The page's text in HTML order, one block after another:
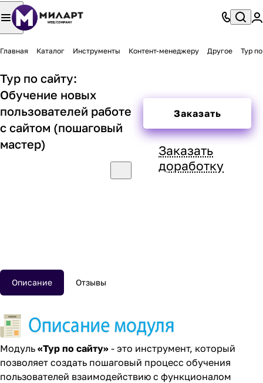
Главная Каталог Инструменты Контент-менеджеру Другое Тур
Тур по сайту:
Обучение новых
пользователей работе
с сайтом (пошаговый
мастер)
Заказать
Заказать
доработку
Описание Отзывы
Модуль «Тур по сайту» - это инструмент, который
позволяет создать пошаговый процесс обучения
пользователей взаимодействию с функционалом